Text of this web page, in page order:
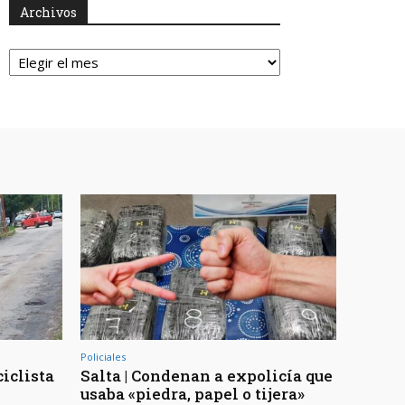
Archivos
Archivos
Policiales
Salta | Condenan a expolicía que
usaba «piedra, papel o tijera»